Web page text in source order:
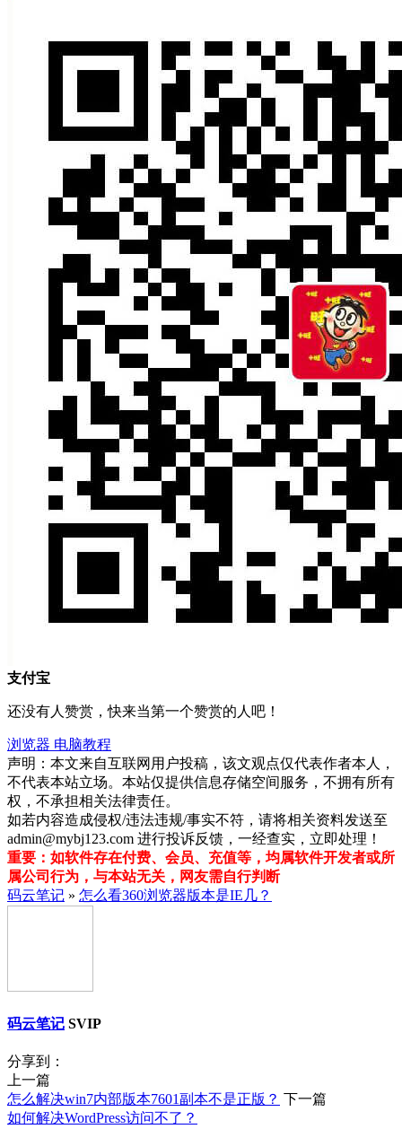
支付宝
还没有人赞赏，快来当第一个赞赏的人吧！
浏览器 电脑教程
声明：本文来自互联网用户投稿，该文观点仅代表作者本人，
不代表本站立场。本站仅提供信息存储空间服务，不拥有所有
权，不承担相关法律责任。
如若内容造成侵权/违法违规/事实不符，请将相关资料发送至
admin@mybj123.com 进行投诉反馈，一经查实，立即处理！
重要：如软件存在付费、会员、充值等，均属软件开发者或所
属公司行为，与本站无关，网友需自行判断
码云笔记 » 怎么看360浏览器版本是IE几？
码云笔记 SVIP
分享到：
上一篇
怎么解决win7内部版本7601副本不是正版？ 下一篇
如何解决WordPress访问不了？